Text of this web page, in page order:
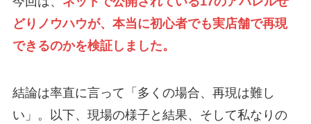
どりノウハウが、本当に初心者でも実店舗で再現
できるのかを検証しました。
結論は率直に言って「多くの場合、再現は難し
い」。以下、現場の様子と結果、そして私なりの